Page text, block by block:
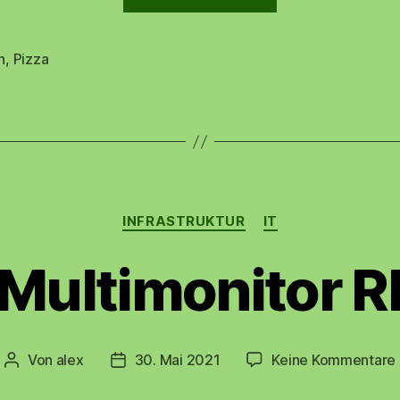
, Pizza
Kategorien
INFRASTRUKTUR IT
Beitragsautor
Von alex Beitragsdatum
30. Mai 2021 Keine Kommentare